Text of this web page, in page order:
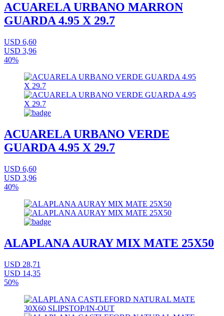
ACUARELA URBANO MARRON
GUARDA 4.95 X 29.7
USD 6,60
USD 3,96
40%
ACUARELA URBANO VERDE
GUARDA 4.95 X 29.7
USD 6,60
USD 3,96
40%
ALAPLANA AURAY MIX MATE 25X50
USD 28,71
USD 14,35
50%